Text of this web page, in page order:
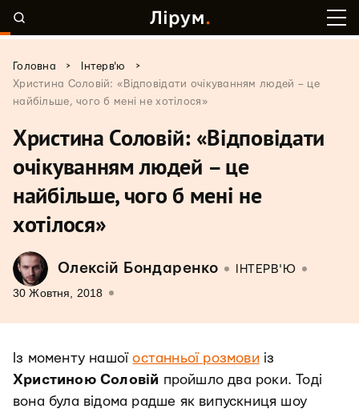
Головна > Інтерв'ю
>
Христина Соловій: «Відповідати очікуванням людей – це
найбільше, чого б мені не хотілося»
Христина Соловій: «Відповідати
очікуванням людей – це
найбільше, чого б мені не
хотілося»
Олексій Бондаренко ІНТЕРВ'Ю
30 Жовтня, 2018
Із моменту нашоїостанньої розмовиіз
Христиною Соловій пройшло два роки. Тоді
вона була відома радше як випускниця шоу